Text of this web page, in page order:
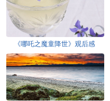
《哪吒之魔童降世》观后感